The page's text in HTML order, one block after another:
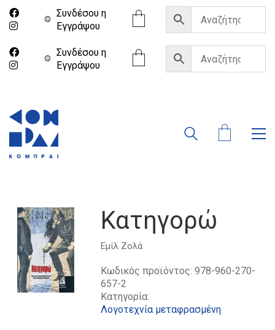
Συνδέσου η
Eγγράψου
Συνδέσου η
Eγγράψου
Κατηγορώ
Εμίλ Ζολά
Κωδικός προϊόντος:978-960-270-
657-2
Κατηγορία:
Λογοτεχνία μεταφρασμένη